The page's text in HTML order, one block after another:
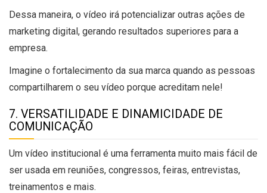
Dessa maneira, o vídeo irá potencializar outras ações de
marketing digital, gerando resultados superiores para a
empresa.
Imagine o fortalecimento da sua marca quando as pessoas
compartilharem o seu vídeo porque acreditam nele!
7. VERSATILIDADE E DINAMICIDADE DE
COMUNICAÇÃO
Um vídeo institucional é uma ferramenta muito mais fácil de
ser usada em reuniões, congressos, feiras, entrevistas,
treinamentos e mais.